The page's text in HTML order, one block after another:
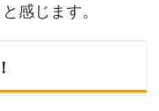
感じます。